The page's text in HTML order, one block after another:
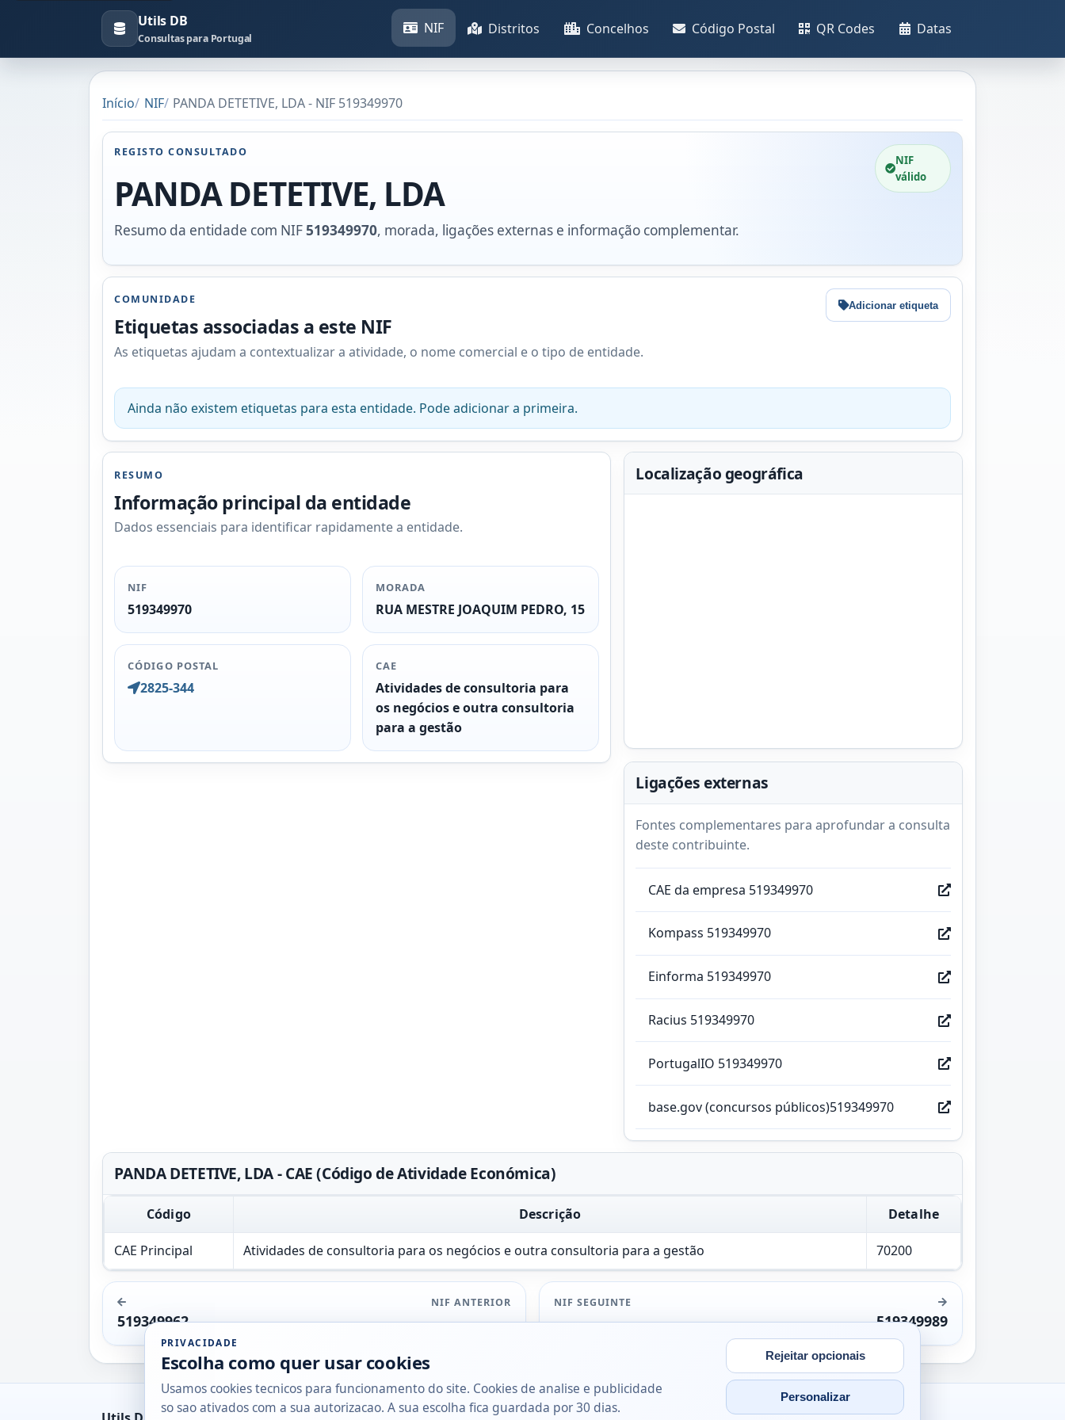
Utils DB
Consultas para Portugal
NIF Distritos Concelhos Código Postal QR Codes Datas
Início NIF PANDA DETETIVE, LDA - NIF 519349970
REGISTO CONSULTADO
PANDA DETETIVE, LDA
Resumo da entidade com NIF519349970, morada, ligações externas e informação complementar.
NIF
válido
COMUNIDADE
Etiquetas associadas a este NIF
As etiquetas ajudam a contextualizar a atividade, o nome comercial e o tipo de entidade.
Adicionar etiqueta
Ainda não existem etiquetas para esta entidade. Pode adicionar a primeira.
RESUMO
Informação principal da entidade
Dados essenciais para identificar rapidamente a entidade.
NIF
519349970
MORADA
RUA MESTRE JOAQUIM PEDRO, 15
CÓDIGO POSTAL
2825-344
CAE
Atividades de consultoria para
os negócios e outra consultoria
para a gestão
Localização geográfica
Ligações externas
Fontes complementares para aprofundar a consulta
deste contribuinte.
CAE da empresa 519349970
Kompass 519349970
Einforma 519349970
Racius 519349970
PortugalIO 519349970
base.gov (concursos públicos)519349970
PANDA DETETIVE, LDA - CAE (Código de Atividade Económica)
Código Descrição Detalhe
CAE Principal Atividades de consultoria para os negócios e outra consultoria para a gestão 70200
NIF ANTERIOR
519349962
NIF SEGUINTE
519349989
PRIVACIDADE
Escolha como quer usar cookies
Usamos cookies tecnicos para funcionamento do site. Cookies de analise e publicidade
so sao ativados com a sua autorizacao. A sua escolha fica guardada por 30 dias.
Rejeitar opcionais
Personalizar